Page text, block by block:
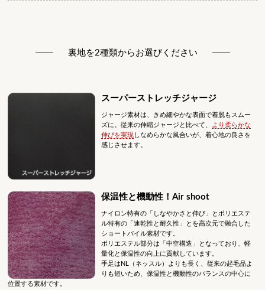
裏地を2種類からお選びください
スーパーストレッチジャージ
ジャージ素材は、きめ細やかな表面で着脱もスムー
ズに。従来の伸縮ジャージと比べて、
より柔らかな
伸びを実現 しなめらかな風合いが、着心地の良さを
感じさせます。
保温性と機動性！Air shoot
ナイロン特有の「しなやかさと伸び」とポリエステ
ル特有の「速乾性と耐久性」とを高次元で融合した
ショートパイル素材です。
ポリエステル部分は「中空構造」となっており、軽
量化と保温性の向上に貢献しています。
手足はNL（ネッスル）よりも長く、従来の起毛品よ
りも短いため、保温性と機動性のバランスの中心に
位置する素材です。